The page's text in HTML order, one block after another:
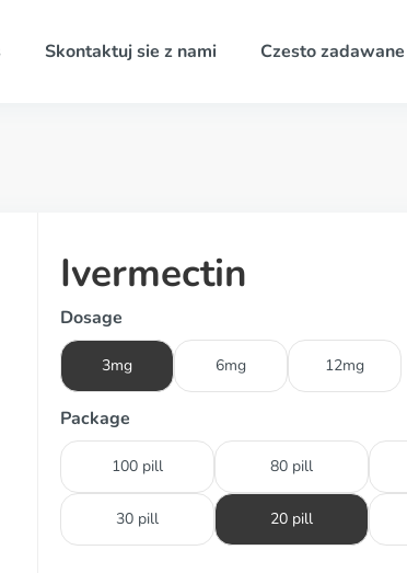
Skontaktuj sie z nami Czesto
Ivermectin
Dosage
3mg 6mg 12mg
Package
100 pill 80 pill
30 pill 20 pill